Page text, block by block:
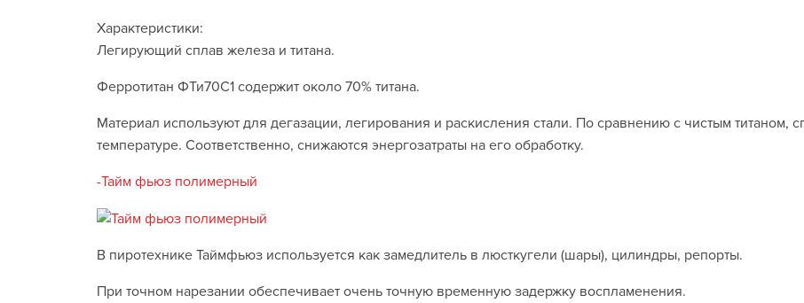
Характеристики:
Легирующий сплав железа и титана.
Ферротитан ФТи70С1 содержит около 70% титана.
Материал используют для дегазации, легирования и раскисления стали. По сравнению с чистым титаном,
температуре. Соответственно, снижаются энергозатраты на его обработку.
-Тайм фьюз полимерный
В пиротехнике Таймфьюз используется как замедлитель в люсткугели (шары), цилиндры, репорты.
При точном нарезании обеспечивает очень точную временную задержку воспламенения.